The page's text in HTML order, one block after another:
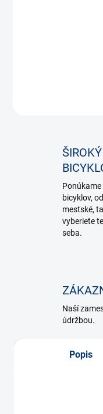
bicyklov,
mestské,
vyberiete
seba.
Naší
údržbou.
Popis